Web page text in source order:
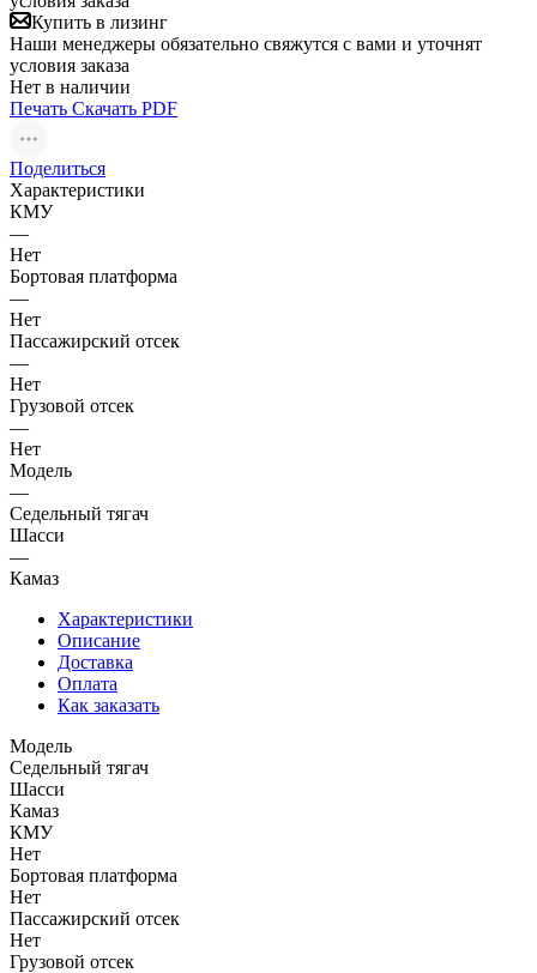
Купить в лизинг
Наши менеджеры обязательно свяжутся с вами и уточнят
условия заказа
Нет в наличии
Печать Скачать PDF
Поделиться
Характеристики
КМУ
—
Нет
Бортовая платформа
—
Нет
Пассажирский отсек
—
Нет
Грузовой отсек
—
Нет
Модель
—
Седельный тягач
Шасси
—
Камаз
Характеристики
Описание
Доставка
Оплата
Как заказать
Модель
Седельный тягач
Шасси
Камаз
КМУ
Нет
Бортовая платформа
Нет
Пассажирский отсек
Нет
Грузовой отсек